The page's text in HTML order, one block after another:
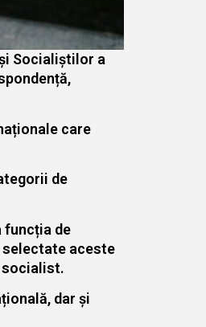
Socialiștilor a
care
de
funcția de
selectate aceste
socialist.
dar și